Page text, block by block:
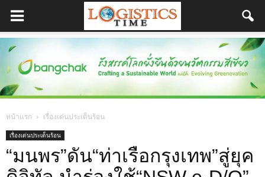
หน้าแรก เรื่องเด่นประเด็นร้อน
เรื่องเด่นประเด็นร้อน
“มนพร”ดัน“ท่าเรือกรุงเทพ”สู่ยุค